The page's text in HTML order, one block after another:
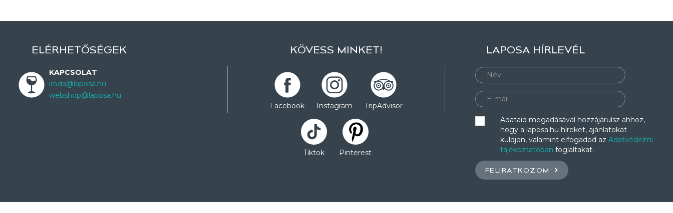
ELÉRHETŐSÉGEK
KAPCSOLAT
iroda@laposa.hu
webshop@laposa.hu
KÖVESS MINKET!
Facebook Instagram TripAdvisor
Tiktok Pinterest
LAPOSA HÍRLEVÉL
Adataid megadásával hozzájárulsz ahhoz,
hogy a laposa.hu híreket, ajánlatokat
küldjön, valamint elfogadod az Adatvédelmi
tájékoztatóban foglaltakat.
FELIRATKOZOM